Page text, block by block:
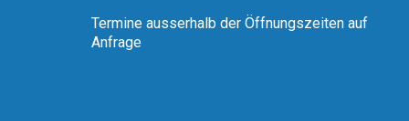
Termine ausserhalb der Öffnungszeiten auf
Anfrage